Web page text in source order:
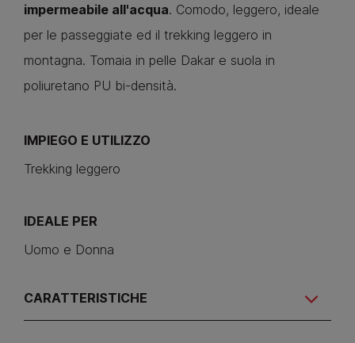
impermeabile all'acqua. Comodo, leggero, ideale
per le passeggiate ed il trekking leggero in
montagna. Tomaia in pelle Dakar e suola in
poliuretano PU bi-densità.
IMPIEGO E UTILIZZO
Trekking leggero
IDEALE PER
Uomo e Donna
CARATTERISTICHE